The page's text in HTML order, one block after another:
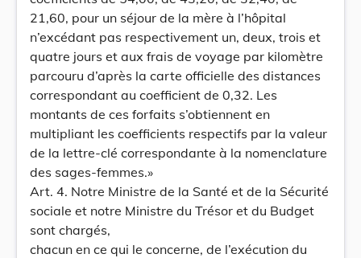
21,60, pour un séjour de la mère à l’hôpital
n’excédant pas respectivement un, deux, trois et
quatre jours et aux frais de voyage par kilomètre
parcouru d’après la carte officielle des distances
correspondant au coefficient de 0,32. Les
montants de ces forfaits s’obtiennent en
multipliant les coefficients respectifs par la valeur
de la lettre-clé correspondante à la nomenclature
des sages-femmes.»
Art. 4. Notre Ministre de la Santé et de la Sécurité
sociale et notre Ministre du Trésor et du Budget
sont chargés,
chacun en ce qui le concerne, de l’exécution du